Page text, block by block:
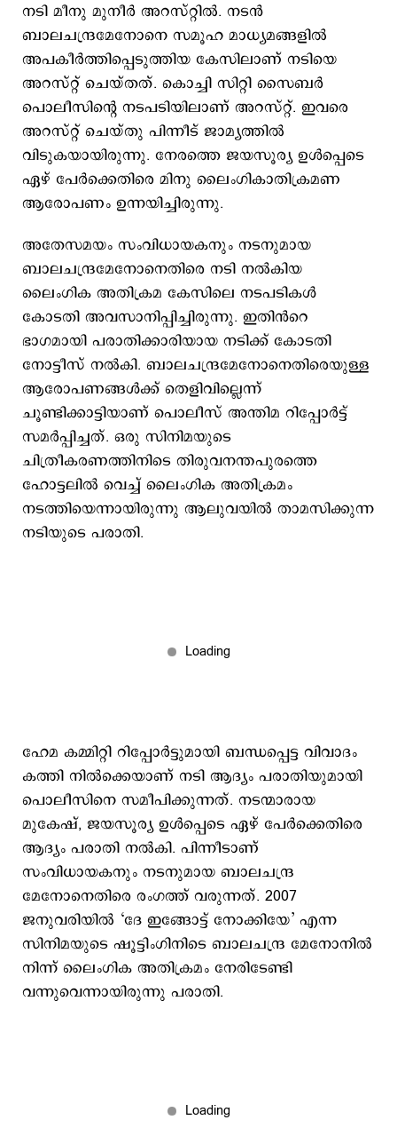
നടി മീനു മുനീർ അറസ്റ്റിൽ. നടൻ
ബാലചന്ദ്രമേനോനെ സമൂഹ മാധ്യമങ്ങളിൽ
അപകീർത്തിപ്പെടുത്തിയ കേസിലാണ് നടിയെ
അറസ്റ്റ് ചെയ്തത്. കൊച്ചി സിറ്റി സൈബർ
പൊലീസിന്റെ നടപടിയിലാണ് അറസ്റ്റ്. ഇവരെ
അറസ്റ്റ് ചെയ്‌തു പിന്നീട് ജാമ്യത്തിൽ
വിടുകയായിരുന്നു. നേരത്തെ ജയസൂര്യ ഉൾപ്പെടെ
ഏഴ് പേർക്കെതിരെ മിനു ലൈംഗികാതിക്രമണ
ആരോപണം ഉന്നയിച്ചിരുന്നു.
അതേസമയം സംവിധായകനും നടനുമായ
ബാലചന്ദ്രമേനോനെതിരെ നടി നല്‍കിയ
ലൈംഗിക അതിക്രമ കേസിലെ നടപടികൾ
കോടതി അവസാനിപ്പിച്ചിരുന്നു. ഇതിൻറെ
ഭാഗമായി പരാതിക്കാരിയായ നടിക്ക് കോടതി
നോട്ടീസ് നൽകി. ബാലചന്ദ്രമേനോനെതിരെയുള്ള
ആരോപണങ്ങള്‍ക്ക് തെളിവില്ലെന്ന്
ചൂണ്ടിക്കാട്ടിയാണ് പൊലീസ് അന്തിമ റിപ്പോർട്ട്
സമർപ്പിച്ചത്. ഒരു സിനിമയുടെ
ചിത്രീകരണത്തിനിടെ തിരുവനന്തപുരത്തെ
ഹോട്ടലിൽ വെച്ച് ലൈംഗിക അതിക്രമം
നടത്തിയെന്നായിരുന്നു ആലുവയില്‍ താമസിക്കുന്ന
നടിയുടെ പരാതി.
ഹേമ കമ്മിറ്റി റിപ്പോർട്ടുമായി ബന്ധപ്പെട്ട വിവാദം
കത്തി നില്‍ക്കെയാണ് നടി ആദ്യം പരാതിയുമായി
പൊലീസിനെ സമീപിക്കുന്നത്. നടന്മാരായ
മുകേഷ്, ജയസൂര്യ ഉൾപ്പെടെ ഏഴ് പേര്‍ക്കെതിരെ
ആദ്യം പരാതി നല്‍കി. പിന്നീടാണ്
സംവിധായകനും നടനുമായ ബാലചന്ദ്ര
മേനോനെതിരെ രംഗത്ത് വരുന്നത്. 2007
ജനുവരിയിൽ ‘ദേ ഇങ്ങോട്ട് നോക്കിയേ’ എന്ന
സിനിമയുടെ ഷൂട്ടിംഗിനിടെ ബാലചന്ദ്ര മേനോനിൽ
നിന്ന് ലൈംഗിക അതിക്രമം നേരിടേണ്ടി
വന്നുവെന്നായിരുന്നു പരാതി.